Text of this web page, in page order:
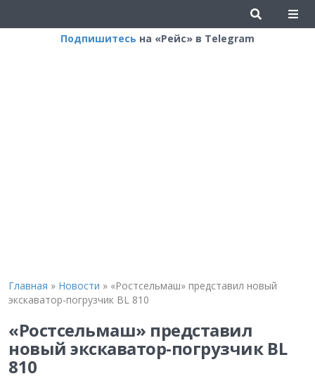
Подпишитесь на «Рейс» в Telegram
Главная » Новости » «Ростсельмаш» представил новый
экскаватор-погрузчик BL 810
«Ростсельмаш» представил
новый экскаватор-погрузчик BL
810